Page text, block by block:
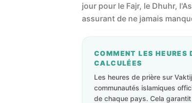
jour pour le Fajr, le Dhuhr,
assurant de ne jamais
COMMENT LES HEURES
CALCULÉES
Les heures de prière sur
communautés islamiques
de chaque pays. Cela